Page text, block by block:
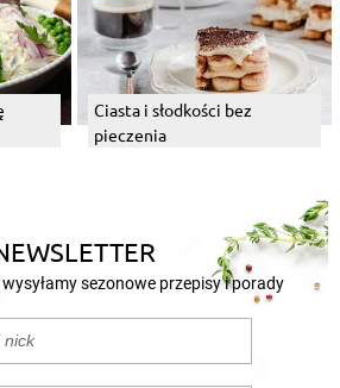
Ciasta i słodkości bez
pieczenia
sezonowe przepisy i porady